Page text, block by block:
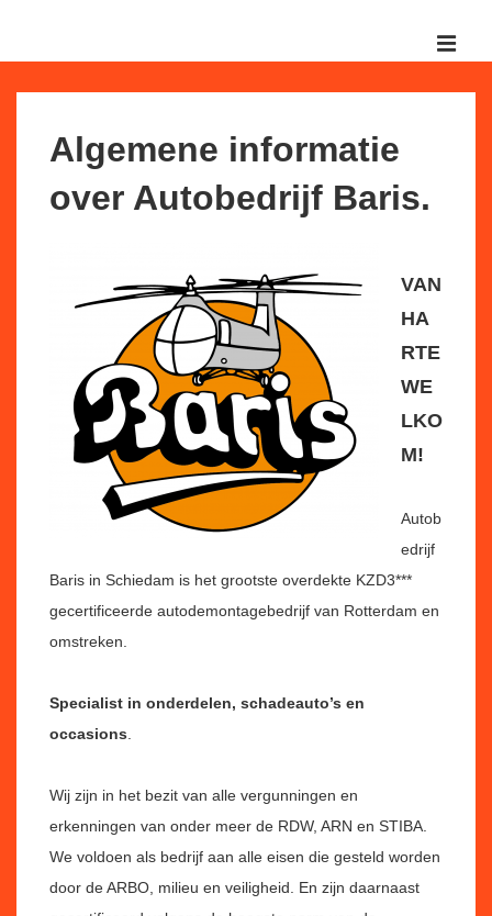
Algemene informatie
over Autobedrijf Baris.
VAN
HA
RTE
WE
LKO
M!
Autob
edrijf
Baris in Schiedam is het grootste overdekte KZD3***
gecertificeerde autodemontagebedrijf van Rotterdam en
omstreken.
Specialist in onderdelen, schadeauto’s en
occasions
Wij zijn in het bezit van alle vergunningen en
erkenningen van onder meer de RDW, ARN en STIBA.
We voldoen als bedrijf aan alle eisen die gesteld worden
door de ARBO, milieu en veiligheid. En zijn daarnaast